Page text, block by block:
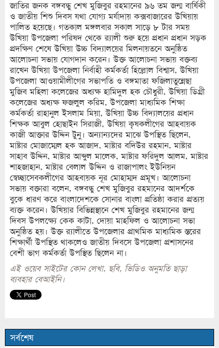
জাতির জনক বঙ্গবন্ধু শেখ মুজিবুর রহমানের ৯৬ তম জন্ম বার্ষিকী
ও জাতীয় শিশু দিবস যথা যোগ্য মর্যাদায় কক্সবাজারের উখিয়ায়
পালিত হয়েছে। গতকাল মঙ্গলবার সকাল সাড়ে ৮ টার সময়
উখিয়া উপজেলা পরিষদ থেকে র‌্যালী শুরু হয়ে প্রধান প্রধান সড়ক
প্রদক্ষিণ শেষে উখিয়া উচ্চ বিদ্যালয়ের মিলনায়তনে অনুষ্ঠিত
আলোচনা সভায় যোগদান করেন। উক্ত আলোচনা সভায় বক্তব্য
রাখেন উখিয়া উপজেলা নির্বাহী কর্মকর্তা হিল্লোল বিশ্বাস, উখিয়া
উপজেলা আওয়ামীলীগের সভাপতি ও বঙ্গমাতা ফজিলাতুন্নেছা
মুজিব মহিলা কলেজের অধ্যক্ষ হামিদুল হক চৌধুরী, উখিয়া ডিগ্রী
কলেজের অধ্যক্ষ ফজলুল করিম, উপজেলা মাধ্যমিক শিক্ষা
কর্মকর্তা রাহানুল ইসলাম মিয়া, উখিয়া উচ্চ বিদ্যালয়ের প্রধান
শিক্ষক আবুল হোছাইন সিরাজী, উখিয়া কৃষকলীগের আহবায়ক
কাজী আক্তার উদ্দিন টুনু। অন্যান্যদের মাঝে উপস্থিত ছিলেন,
মাষ্টার মোজাম্মেল হক আজাদ, মাষ্টার বদিউর রহমান, মাষ্টার
সাহাব উদ্দিন, মাষ্টার আব্দুল মালেক, মাষ্টার ফরিদুল আলম, মাষ্টার
শাহজাহান, মাষ্টার বেলাল উদ্দিন ও রাজাপালং ইউনিয়ন
স্বেচ্ছাসেবকলীগের আহবায়ক নূর মোহাম্মদ প্রমূখ। আলোচনা
সভায় বক্তারা বলেন, বঙ্গবন্ধু শেখ মুজিবুর রহমানের আদর্শকে
বুকে ধারণ করে বাংলাদেশকে সোনার বাংলা প্রতিষ্ঠা করার প্রত্যয়
ব্যক্ত করেন। উখিয়ার বিভিন্নস্থানে শেখ মুজিবুর রহমানের জন্ম
দিবস উপলক্ষ্যে কেক কাটা, দোয়া মাহফিল ও আলোচনা সভা
অনুষ্ঠিত হয়। উক্ত র‌্যালীতে উপজেলার প্রাথমিক মাধ্যমিক স্তরের
শিক্ষার্থী উপস্থিত থাকলেও জাতীয় দিবসে উপজেলা প্রশাসনের
বেশী ভাগ কর্মকর্তা উপস্থিত ছিলেন না।
এই ওয়েব সাইটের কোন লেখা, ছবি, ভিডিও অনুমতি ছাড়া
ব্যবহার বেআইনি।
সর্বশেষ